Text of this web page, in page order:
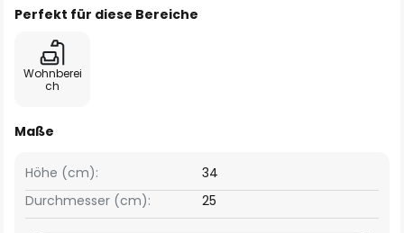
Perfekt für diese Bereiche
Wohnberei
ch
Maße
Höhe (cm):
34
Durchmesser (cm):
25